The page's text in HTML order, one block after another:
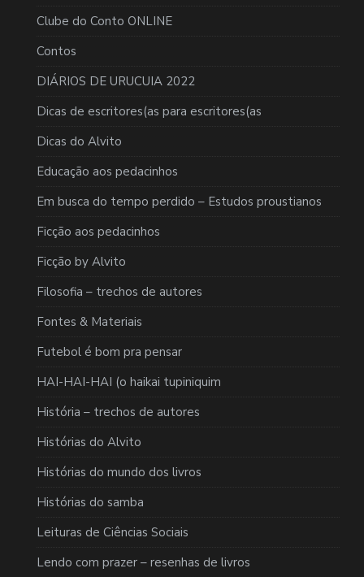
Clube do Conto ONLINE
Contos
DIÁRIOS DE URUCUIA 2022
Dicas de escritores(as para escritores(as
Dicas do Alvito
Educação aos pedacinhos
Em busca do tempo perdido – Estudos proustianos
Ficção aos pedacinhos
Ficção by Alvito
Filosofia – trechos de autores
Fontes & Materiais
Futebol é bom pra pensar
HAI-HAI-HAI (o haikai tupiniquim
História – trechos de autores
Histórias do Alvito
Histórias do mundo dos livros
Histórias do samba
Leituras de Ciências Sociais
Lendo com prazer – resenhas de livros